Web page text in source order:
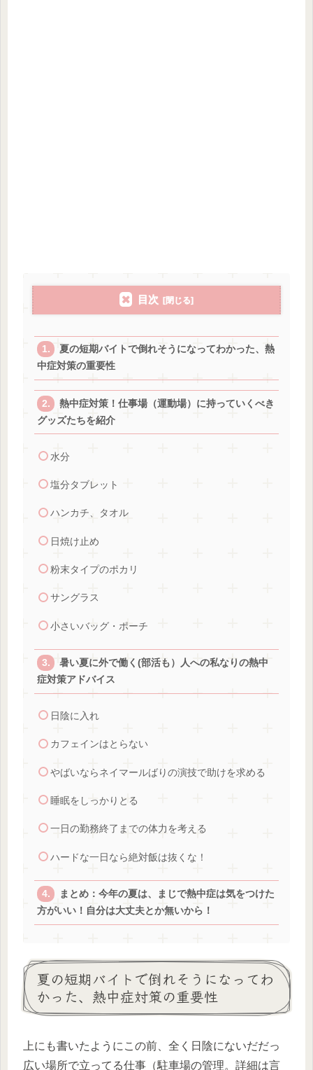
目次
夏の短期バイトで倒れそうになってわかった、熱
中症対策の重要性
熱中症対策！仕事場（運動場）に持っていくべき
グッズたちを紹介
水分
塩分タブレット
ハンカチ、タオル
日焼け止め
粉末タイプのポカリ
サングラス
小さいバッグ・ポーチ
暑い夏に外で働く(部活も）人への私なりの熱中
症対策アドバイス
日陰に入れ
カフェインはとらない
やばいならネイマールばりの演技で助けを求める
睡眠をしっかりとる
一日の勤務終了までの体力を考える
ハードな一日なら絶対飯は抜くな！
まとめ：今年の夏は、まじで熱中症は気をつけた
方がいい！自分は大丈夫とか無いから！
夏の短期バイトで倒れそうになってわ
かった、熱中症対策の重要性
上にも書いたようにこの前、全く日陰にないだだっ
広い場所で立ってる仕事（駐車場の管理。詳細は言